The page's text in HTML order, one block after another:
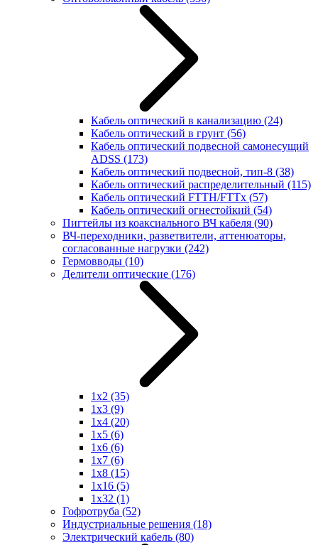
Кабель оптический в канализацию (24)
Кабель оптический в грунт (56)
Кабель оптический подвесной самонесущий
ADSS (173)
Кабель оптический подвесной, тип-8 (38)
Кабель оптический распределительный (115)
Кабель оптический FTTH/FTTx (57)
Кабель оптический огнестойкий (54)
Пигтейлы из коаксиального ВЧ кабеля (90)
ВЧ-переходники, разветвители, аттенюаторы,
согласованные нагрузки (242)
Гермовводы (10)
Делители оптические (176)
1x2 (35)
1x3 (9)
1x4 (20)
1x5 (6)
1x6 (6)
1x7 (6)
1x8 (15)
1x16 (5)
1x32 (1)
Гофротруба (52)
Индустриальные решения (18)
Электрический кабель (80)